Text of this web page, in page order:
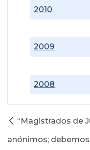
2008
2009
2010
“Magistrados de
anónimos;